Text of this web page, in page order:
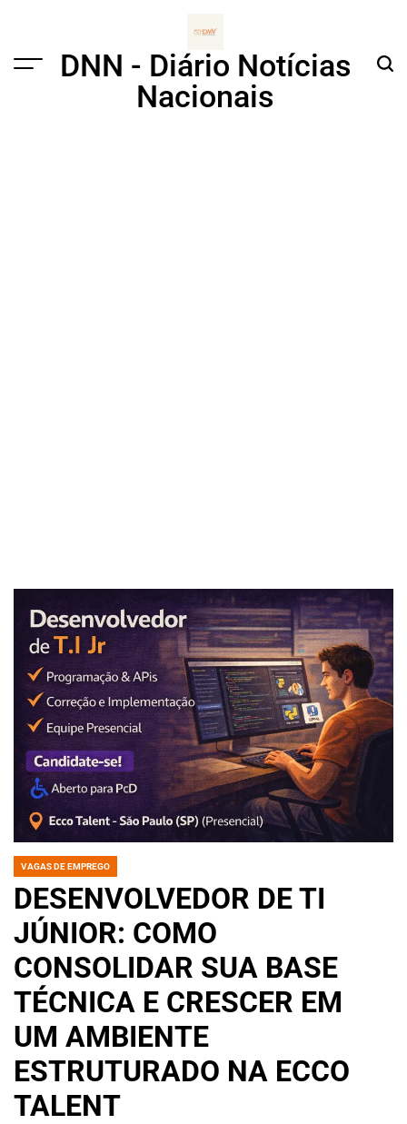
Menu
DNN - Diário Notícias
Nacionais
POSTED
VAGAS DE EMPREGO
DESENVOLVEDOR DE TI
JÚNIOR: COMO
CONSOLIDAR SUA BASE
TÉCNICA E CRESCER EM
UM AMBIENTE
ESTRUTURADO NA ECCO
TALENT